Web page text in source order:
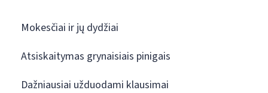
Mokesčiai ir jų dydžiai
Atsiskaitymas grynaisiais pinigais
Dažniausiai užduodami klausimai